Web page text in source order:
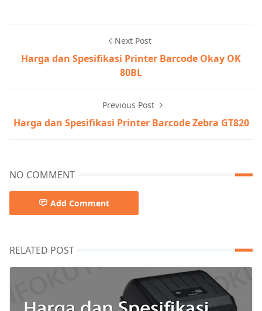
Next Post
Harga dan Spesifikasi Printer Barcode Okay OK
80BL
Previous Post
Harga dan Spesifikasi Printer Barcode Zebra GT820
NO COMMENT
Add Comment
RELATED POST